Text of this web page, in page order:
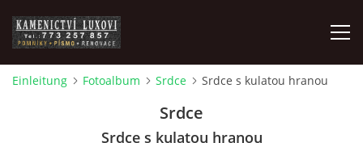
Einleitung Fotoalbum Srdce Srdce s kulatou hranou
Srdce
Srdce s kulatou hranou